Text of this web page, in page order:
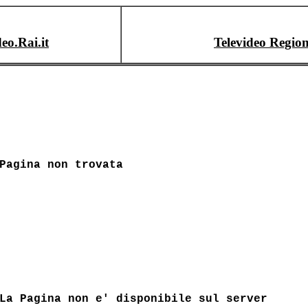
Televideo
Pagina non trovata
La Pagina non e' disponibile sul server